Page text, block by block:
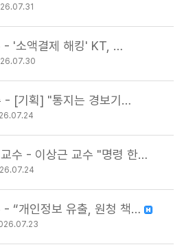
- '소액결제 해킹' KT, …
- [기획] "통지는 경보기…
수 - 이상근 교수 "명령 한…
- “개인정보 유출, 원청 책…